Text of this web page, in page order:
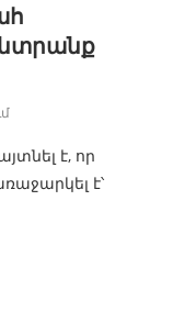
է, որ
է՝